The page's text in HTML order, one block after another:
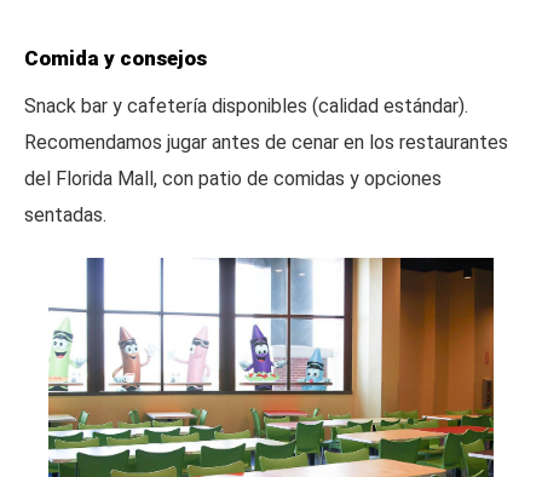
Comida y consejos
Snack bar y cafetería disponibles (calidad estándar).
Recomendamos jugar antes de cenar en los restaurantes
del Florida Mall, con patio de comidas y opciones
sentadas.